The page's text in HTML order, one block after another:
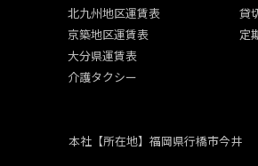
北九州地区運賃表
京築地区運賃表
大分県運賃表
介護タクシー
貸
定
本社 【所在地】福岡県行橋市今井